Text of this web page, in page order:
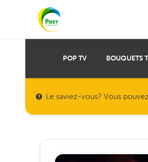
POP TV BOUQUETS
Le saviez-vous? Vous